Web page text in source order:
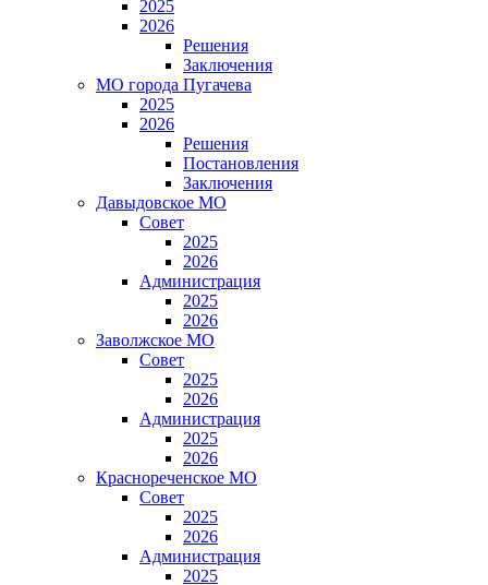
2025
2026
Решения
Заключения
МО города Пугачева
2025
2026
Решения
Постановления
Заключения
Давыдовское МО
Совет
2025
2026
Администрация
2025
2026
Заволжское МО
Совет
2025
2026
Администрация
2025
2026
Краснореченское МО
Совет
2025
2026
Администрация
2025